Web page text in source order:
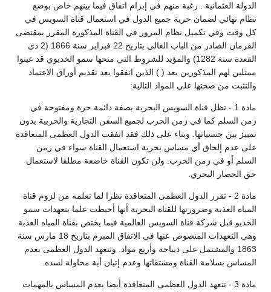
العثمانية . رغبة منهم في إبرام اتفاق فيما بينهم خاص بوضع
نهائي لضمان حرية جميع الدول في استعمال قناة السويس في
وقت وفي تكميل نظام المرور في القناة المذكورة المقرر بمقتضى
الفرمان الصادر من الباب العالي بتاريخ 22 فبراير سنة 1866 (2 ذي
القعدة سنة 1282) والمؤيد للشروط التي منحها سمو الخديوي قد عينوا
لهم المذكورين بعد ( ) الذين اتفقوا بعد تقديم أوراق الاعتماد
من صحتها على المواد التالية:
مادة 1 - تظل قناة السويس البحرية بصفة دائمة حرة ومفتوحة في
السلم كما في زمن الحرب لجميع السفن التجارية والحربية بدون
بين جنسياتها. وبناء على ذلك فقد اتفقت الدول العظمى المتعاقدة
عدم إلحاق أي مساس بحرية استعمال القناة سواء في زمن
أو في زمن الحرب. ولن تكون القناة خاضعة مطلقا لاستعمال
الحصار البحري.
مادة 2 - تقرر الدول العظمى المتعاقدة نظرا لما تعلمه من لزوم قناة
العذبة وضرورتها للقناة البحرية أنها أحيطت علما بتعهدات سمو
قبل شركة قناة السويس العالمية فيما يختص بقناة المياه العذبة
وهي التعهدات المنصوص عنها في الاتفاق المبرم بتاريخ 18 مارس سنة
1863 والمشتمل على ديباجة وأربع مواد. وتتعهد الدول العظمى بعدم
بسلامة القناة ومشتقاتها وعدم إتيان أية محاولة لسده.
مادة 3 - تتعهد الدول العظمى المتعاقدة أيضا بعدم المساس بالمهمات